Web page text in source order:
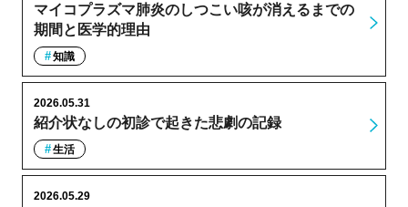
マイコプラズマ肺炎のしつこい咳が消えるまでの
期間と医学的理由
知識
紹介状なしの初診で起きた悲劇の記録
2026.05.31
生活
2026.05.29